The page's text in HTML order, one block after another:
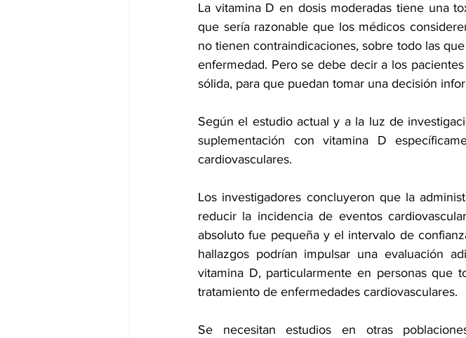
La vitamina D en dosis moderadas tiene una
que sería razonable que los médicos
no tienen contraindicaciones, sobre todo las
enfermedad. Pero se debe decir a los
sólida, para que puedan tomar una decisión
Según el estudio actual y a la luz de
suplementación con vitamina D
cardiovasculares.
Los investigadores concluyeron que la
reducir la incidencia de eventos
absoluto fue pequeña y el intervalo de
hallazgos podrían impulsar una evaluación
vitamina D, particularmente en personas que
tratamiento de enfermedades cardiovasculares.
Se necesitan estudios en otras